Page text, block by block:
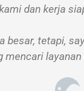
dan kerja
tetapi,
mencari